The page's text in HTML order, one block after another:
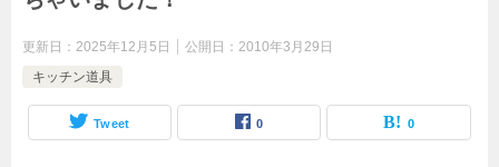
更新日： 2025年12月5日 公開日： 2010年3月29日
キッチン道具
Tweet 0 0